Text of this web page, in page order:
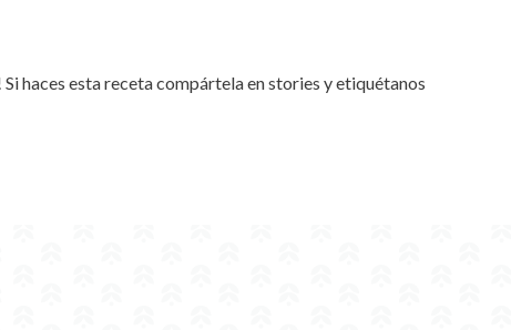
haces esta receta compártela en stories y etiquétanos